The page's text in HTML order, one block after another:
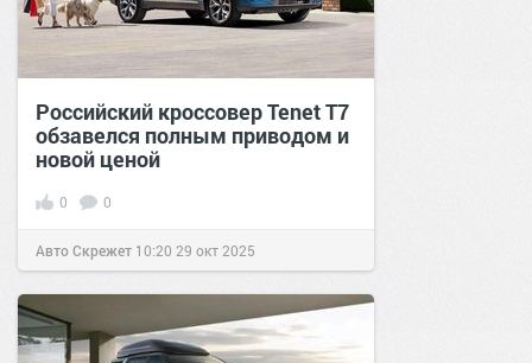
Российский кроссовер Tenet T7
обзавелся полным приводом и
новой ценой
0 0
Авто Скрежет 10:20 29 окт 2025